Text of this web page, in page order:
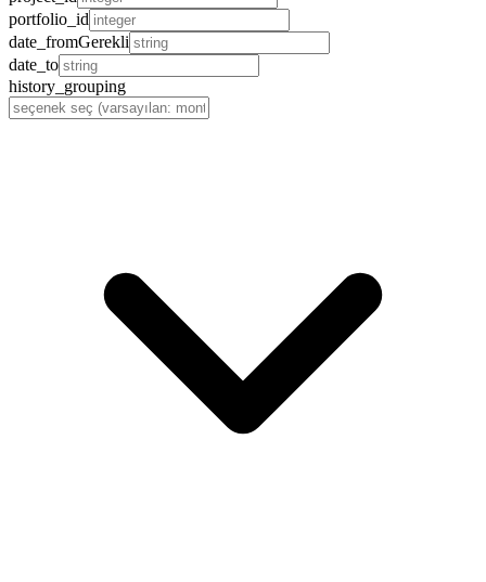
portfolio_id
date_fromGerekli
date_to
history_grouping